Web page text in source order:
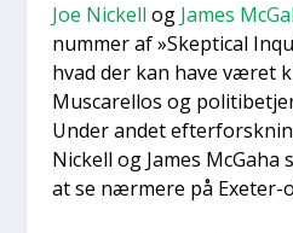
Joe Nick­ell og James
num­mer af »Skep­ti­cal
hvad der kan have været
Musca­rel­los og
Under andet
Nick­ell og James
at se nær­me­re på Exe­ter-